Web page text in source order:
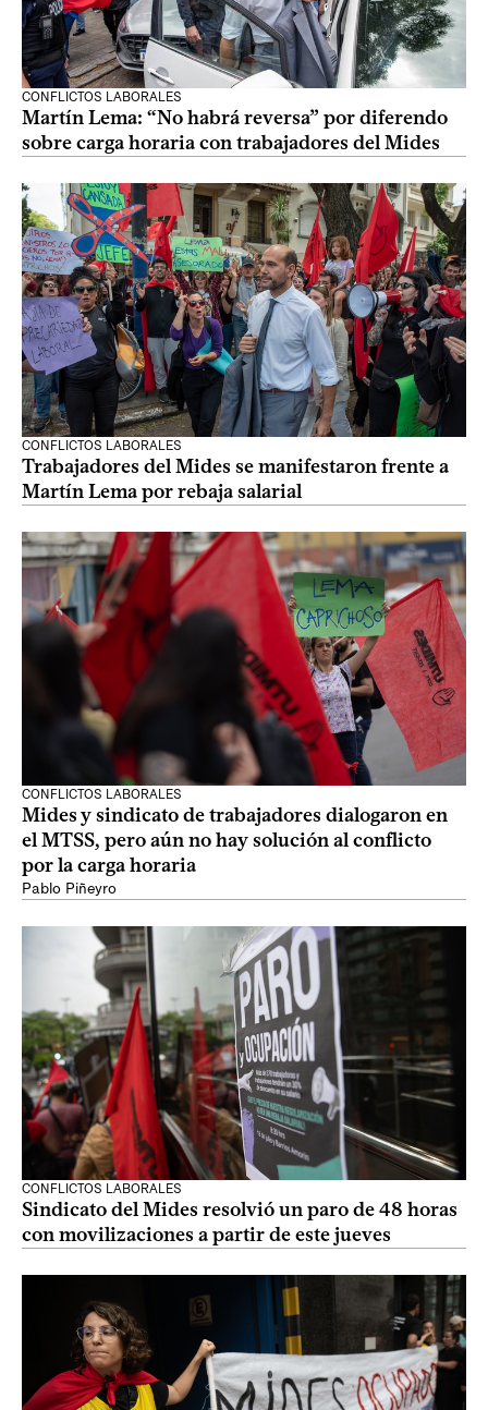
CONFLICTOS LABORALES
Martín Lema: “No habrá reversa” por diferendo
sobre carga horaria con trabajadores del Mides
CONFLICTOS LABORALES
Trabajadores del Mides se manifestaron frente a
Martín Lema por rebaja salarial
CONFLICTOS LABORALES
Mides y sindicato de trabajadores dialogaron en
el MTSS, pero aún no hay solución al conflicto
por la carga horaria
Pablo Piñeyro
CONFLICTOS LABORALES
Sindicato del Mides resolvió un paro de 48 horas
con movilizaciones a partir de este jueves